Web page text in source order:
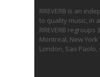
RREVERB is an
to quality music, in
RREVERB
Montreal, New York
London, Sao Paolo,